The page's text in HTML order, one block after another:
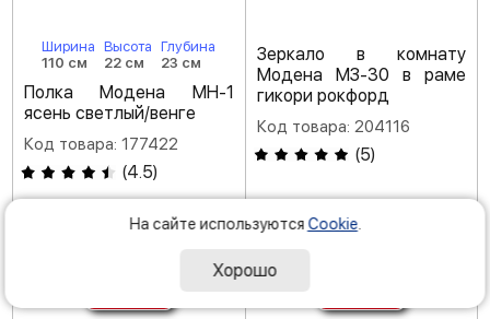
Ширина
110 см
Высота
22 см
Глубина
23 см
Полка Модена МН-1
ясень светлый/венге
Код товара: 177422
(4.5)
-35 %
Зеркало в комнату
Модена МЗ-30 в раме
гикори рокфорд
Код товара: 204116
(5)
12590Р
На сайте используются Cookie
Хорошо